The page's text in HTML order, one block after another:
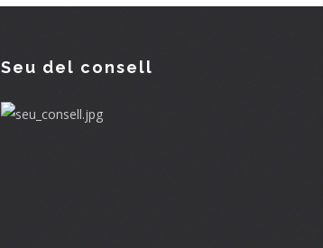
Seu del consell